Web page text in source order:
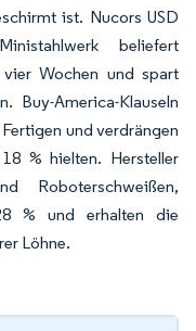
ist. Nucors USD
beliefert
Wochen und spart
Buy-America-Klauseln
und verdrängen
% hielten. Hersteller
Roboterschweißen,
% und erhalten die
Löhne.